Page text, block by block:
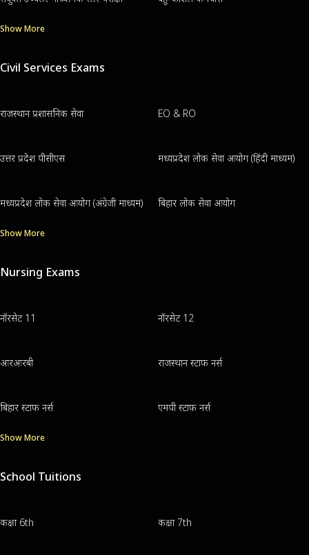
Show More
Civil Services Exams
राजस्थान प्रशासनिक सेवा EO & RO
उत्तर प्रदेश पीसीएस मध्यप्रदेश लोक सेवा आयोग (हिंदी माध्यम)
मध्यप्रदेश लोक सेवा आयोग (अंग्रेजी माध्यम) बिहार लोक सेवा आयोग
Show More
Nursing Exams
नॉरसेट 11 नॉरसेट 12
आरआरबी राजस्थान स्टाफ नर्स
बिहार स्टाफ नर्स एमपी स्टाफ नर्स
Show More
School Tuitions
कक्षा 6th कक्षा 7th